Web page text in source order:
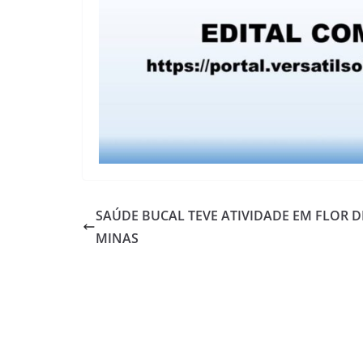
SAÚDE BUCAL TEVE ATIVIDADE EM FLOR
MINAS